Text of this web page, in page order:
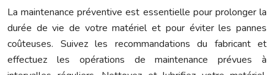
La maintenance préventive est essentielle pour prolonger la
durée de vie de votre matériel et pour éviter les pannes
coûteuses. Suivez les recommandations du fabricant et
effectuez les opérations de maintenance prévues à